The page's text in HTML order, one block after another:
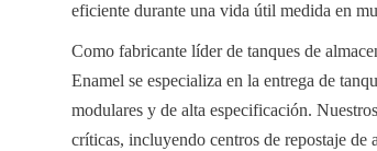
eficiente durante una vida útil medida en
Como fabricante líder de tanques de
Enamel se especializa en la entrega de
modulares y de alta especificación.
críticas, incluyendo centros de repostaje de